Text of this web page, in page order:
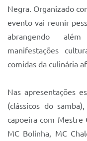
Negra. Organizado
evento vai reunir
abrangendo
manifestações
comidas da culinária
Nas apresentações
(clássicos do
capoeira com Mestre
MC Bolinha, MC